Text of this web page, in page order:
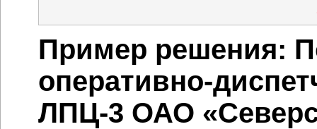
Пример решения:
оперативно-
ЛПЦ-3 ОАО